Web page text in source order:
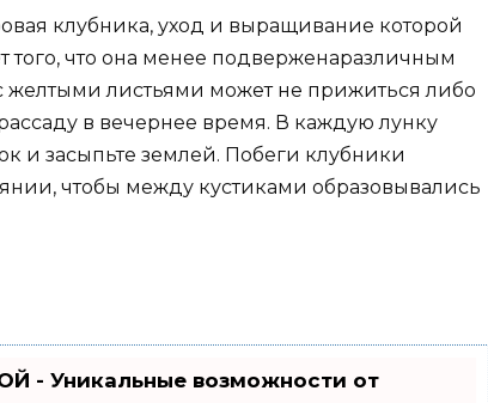
клубника, уход и выращивание которой
того, что она менее подверженаразличным
желтыми листьями может не прижиться либо
в вечернее время. В каждую лунку
и засыпьте землей. Побеги клубники
чтобы между кустиками образовывались
- Уникальные возможности от